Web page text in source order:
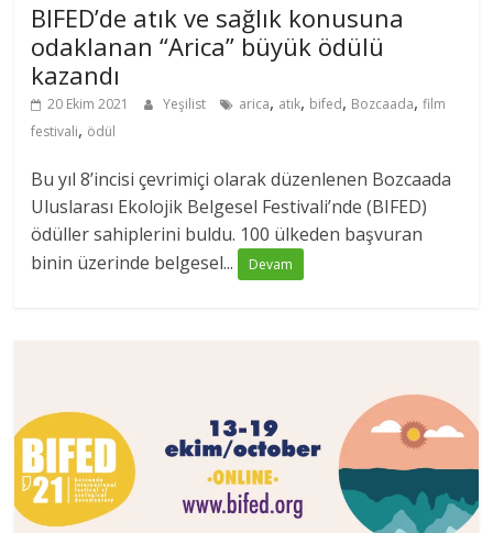
BIFED’de atık ve sağlık konusuna
odaklanan “Arica” büyük ödülü
kazandı
20 Ekim 2021 Yeşilist arica, atık, bifed, Bozcaada,film
festivali, ödül
Bu yıl 8’incisi çevrimiçi olarak düzenlenen Bozcaada
Uluslarası Ekolojik Belgesel Festivali’nde (BIFED)
ödüller sahiplerini buldu. 100 ülkeden başvuran
binin üzerinde belgesel...
Devam